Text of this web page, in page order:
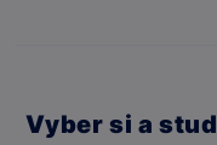
Vyber si a